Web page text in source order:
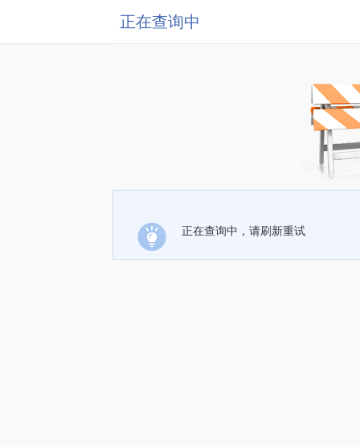
正在查询中
正在查询中，请刷新重试